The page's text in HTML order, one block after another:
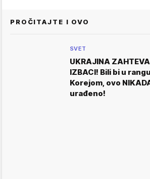
PROČITAJTE I OVO
SVET
UKRAJINA
IZBACI! Bili bi u
Korejom, ovo
urađeno!